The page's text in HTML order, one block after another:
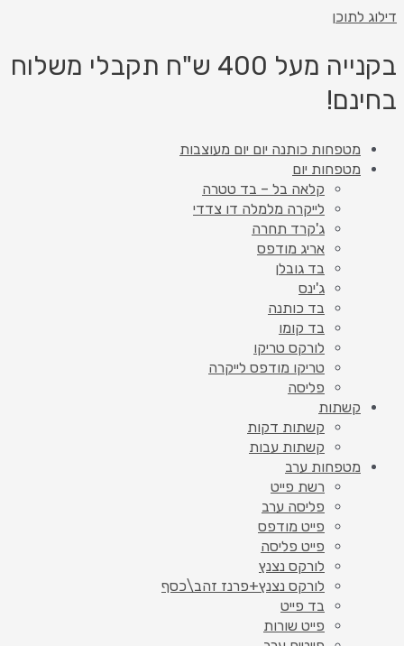
דילוג לתוכן
בקנייה מעל 400 ש"ח תקבלי משלוח
בחינם!
מטפחות כותנה יום יום מעוצבות
מטפחות יום
קלאה בל – בד טטרה
לייקרה מלמלה דו צדדי
ג'קרד תחרה
אריג מודפס
בד גובלן
ג'ינס
בד כותנה
בד קומו
לורקס טריקו
טריקו מודפס לייקרה
פליסה
קשתות
קשתות דקות
קשתות עבות
מטפחות ערב
רשת פייט
פליסה ערב
פייט מודפס
פייט פליסה
לורקס נצנץ
לורקס נצנץ+פרנז זהב\כסף
בד פייט
פייט שורות